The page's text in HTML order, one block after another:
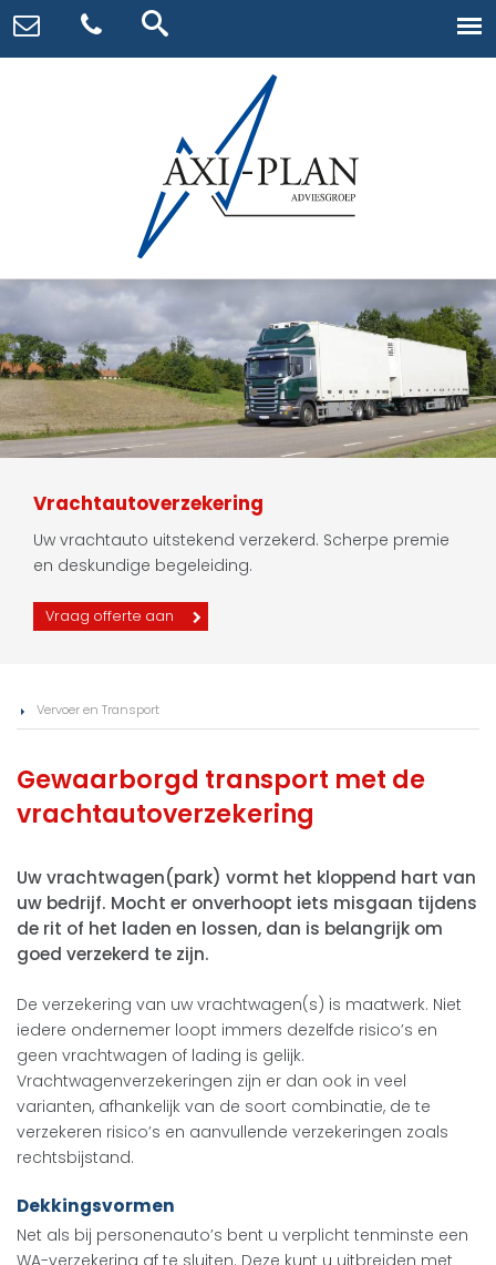
Vrachtautoverzekering
Uw vrachtauto uitstekend verzekerd. Scherpe premie
en deskundige begeleiding.
Vraag offerte aan
Vervoer en Transport
Gewaarborgd transport met de
vrachtautoverzekering
Uw vrachtwagen(park) vormt het kloppend hart van
uw bedrijf. Mocht er onverhoopt iets misgaan tijdens
de rit of het laden en lossen, dan is belangrijk om
goed verzekerd te zijn.
De verzekering van uw vrachtwagen(s) is maatwerk. Niet
iedere ondernemer loopt immers dezelfde risico’s en
geen vrachtwagen of lading is gelijk.
Vrachtwagenverzekeringen zijn er dan ook in veel
varianten, afhankelijk van de soort combinatie, de te
verzekeren risico’s en aanvullende verzekeringen zoals
rechtsbijstand.
Dekkingsvormen
Net als bij personenauto’s bent u verplicht tenminste een
WA-verzekering af te sluiten. Deze kunt u uitbreiden met